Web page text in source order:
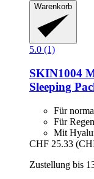
Warenkorb
5.0 (1)
SKIN1004
Sleeping
Für
Für
Mit
CHF 25.33
Zustellung bis